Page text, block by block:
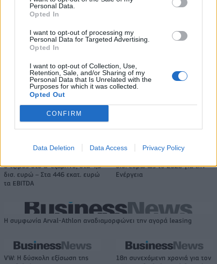
Personal Data.
Opted In
I want to opt-out of processing my
Personal Data for Targeted Advertising.
Opted In
I want to opt-out of Collection, Use,
Retention, Sale, and/or Sharing of my
Personal Data that Is Unrelated with the
Purposes for which it was collected.
Opted Out
CONFIRM
Data Deletion Data Access Privacy Policy
Ουκρανία: Με Μίχαϊλιουκ και
Λεν κόντρα στην Ελλάδα
Πάρκερ: «Όνειρό μου να
κατακτήσω το ΝΒΑ Europe με τη
ανάρτηση που έκανε
HELLENiQ ENERGY: Κέρδη 393 εκατ. ευρώ στο α' εξάμηνο – Στα 734
εκατ. ευρώ τα EBITDA
ο τζίρος στο α' εξάμηνο, στα 4,3
δισ. ευρώ – Στα 446 εκατ. ευρώ
τα EBITDA
δισ. ευρώ ως το 2028 για την
Ενέργεια
Η συμφωνία Arval-Athlon αναδιαμορφώνει την αγορά leasing
VW: Η δύσκολη εξίσωση της
18η συνεχόμενη χρονιά για τον